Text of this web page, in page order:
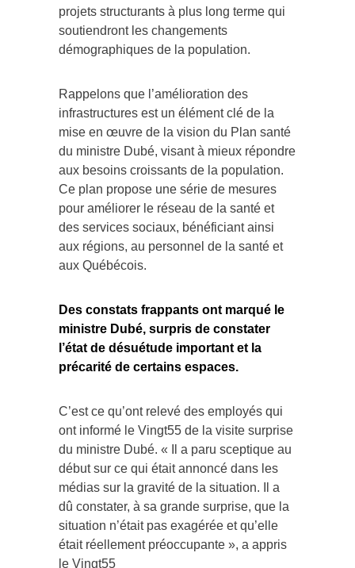
projets structurants à plus long terme qui
soutiendront les changements
démographiques de la population.
Rappelons que l’amélioration des
infrastructures est un élément clé de la
mise en œuvre de la vision du Plan santé
du ministre Dubé, visant à mieux répondre
aux besoins croissants de la population.
Ce plan propose une série de mesures
pour améliorer le réseau de la santé et
des services sociaux, bénéficiant ainsi
aux régions, au personnel de la santé et
aux Québécois.
Des constats frappants ont marqué le
ministre Dubé, surpris de constater
l’état de désuétude important et la
précarité de certains espaces.
C’est ce qu’ont relevé des employés qui
ont informé le Vingt55 de la visite surprise
du ministre Dubé. « Il a paru sceptique au
début sur ce qui était annoncé dans les
médias sur la gravité de la situation. Il a
dû constater, à sa grande surprise, que la
situation n’était pas exagérée et qu’elle
était réellement préoccupante », a appris
le Vingt55